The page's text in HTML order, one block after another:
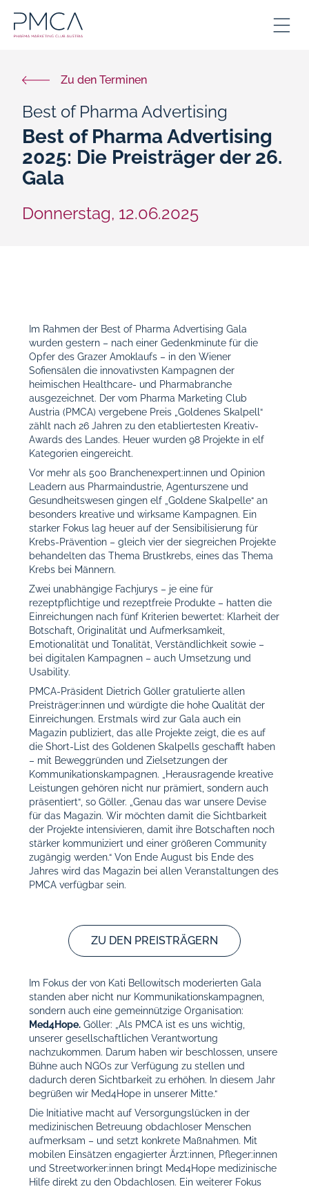
Zu den Terminen
Best of Pharma Advertising
Best of Pharma Advertising
2025: Die Preisträger der 26.
Gala
Donnerstag, 12.06.2025
Im Rahmen der Best of Pharma Advertising Gala
wurden gestern – nach einer Gedenkminute für die
Opfer des Grazer Amoklaufs – in den Wiener
Sofiensälen die innovativsten Kampagnen der
heimischen Healthcare- und Pharmabranche
ausgezeichnet. Der vom Pharma Marketing Club
Austria (PMCA) vergebene Preis „Goldenes Skalpell“
zählt nach 26 Jahren zu den etabliertesten Kreativ-
Awards des Landes. Heuer wurden 98 Projekte in elf
Kategorien eingereicht.
Vor mehr als 500 Branchenexpert:innen und Opinion
Leadern aus Pharmaindustrie, Agenturszene und
Gesundheitswesen gingen elf „Goldene Skalpelle“ an
besonders kreative und wirksame Kampagnen. Ein
starker Fokus lag heuer auf der Sensibilisierung für
Krebs-Prävention – gleich vier der siegreichen Projekte
behandelten das Thema Brustkrebs, eines das Thema
Krebs bei Männern.
Zwei unabhängige Fachjurys – je eine für
rezeptpflichtige und rezeptfreie Produkte – hatten die
Einreichungen nach fünf Kriterien bewertet: Klarheit der
Botschaft, Originalität und Aufmerksamkeit,
Emotionalität und Tonalität, Verständlichkeit sowie –
bei digitalen Kampagnen – auch Umsetzung und
Usability.
PMCA-Präsident Dietrich Göller gratulierte allen
Preisträger:innen und würdigte die hohe Qualität der
Einreichungen. Erstmals wird zur Gala auch ein
Magazin publiziert, das alle Projekte zeigt, die es auf
die Short-List des Goldenen Skalpells geschafft haben
– mit Beweggründen und Zielsetzungen der
Kommunikationskampagnen. „ Herausragende kreative
Leistungen gehören nicht nur prämiert, sondern auch
präsentiert“ , so Göller. „ Genau das war unsere Devise
für das Magazin. Wir möchten damit die Sichtbarkeit
der Projekte intensivieren, damit ihre Botschaften noch
stärker kommuniziert und einer größeren Community
zugängig werden.“ Von Ende August bis Ende des
Jahres wird das Magazin bei allen Veranstaltungen des
PMCA verfügbar sein.
ZU DEN PREISTRÄGERN
Im Fokus der von Kati Bellowitsch moderierten Gala
standen aber nicht nur Kommunikationskampagnen,
sondern auch eine gemeinnützige Organisation:
Med4Hope. Göller: „Als PMCA ist es uns wichtig,
unserer gesellschaftlichen Verantwortung
nachzukommen. Darum haben wir beschlossen, unsere
Bühne auch NGOs zur Verfügung zu stellen und
dadurch deren Sichtbarkeit zu erhöhen. In diesem Jahr
begrüßen wir Med4Hope in unserer Mitte.“
Die Initiative macht auf Versorgungslücken in der
medizinischen Betreuung obdachloser Menschen
aufmerksam – und setzt konkrete Maßnahmen. Mit
mobilen Einsätzen engagierter Ärzt:innen, Pfleger:innen
und Streetworker:innen bringt Med4Hope medizinische
Hilfe direkt zu den Obdachlosen. Ein weiterer Fokus